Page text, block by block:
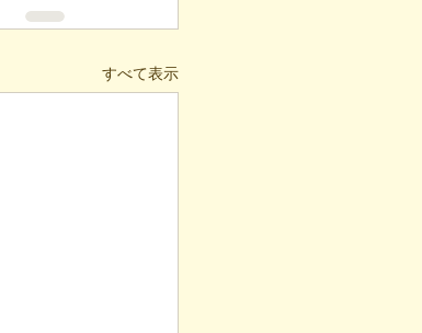
すべて表示